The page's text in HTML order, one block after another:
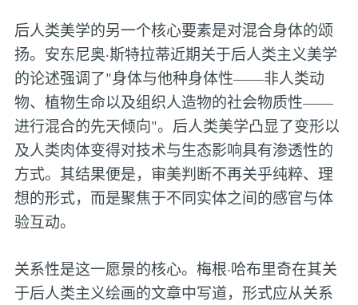
后人类美学的另一个核心要素是对混合身体的颂
扬。安东尼奥·斯特拉蒂近期关于后人类主义美学
的论述强调了"身体与他种身体性——非人类动
物、植物生命以及组织人造物的社会物质性——
进行混合的先天倾向"。后人类美学凸显了变形以
及人类肉体变得对技术与生态影响具有渗透性的
方式。其结果便是，审美判断不再关乎纯粹、理
想的形式，而是聚焦于不同实体之间的感官与体
验互动。
关系性是这一愿景的核心。梅根·哈布里奇在其关
于后人类主义绘画的文章中写道，形式应从关系